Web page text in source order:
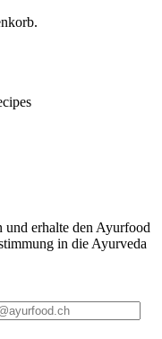
erhalte den Ayurfood
in die Ayurveda